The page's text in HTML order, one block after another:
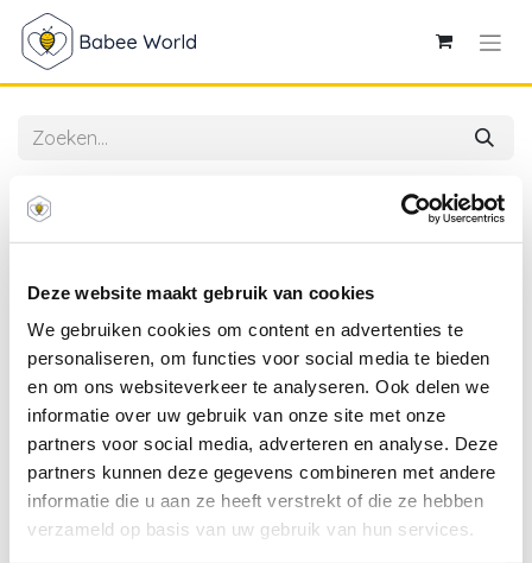
Deze website maakt gebruik van cookies
We gebruiken cookies om content en advertenties te
personaliseren, om functies voor social media te bieden
en om ons websiteverkeer te analyseren. Ook delen we
informatie over uw gebruik van onze site met onze
partners voor social media, adverteren en analyse. Deze
partners kunnen deze gegevens combineren met andere
informatie die u aan ze heeft verstrekt of die ze hebben
verzameld op basis van uw gebruik van hun services.
Avent | Zuigspeen Natural Response Flow 4